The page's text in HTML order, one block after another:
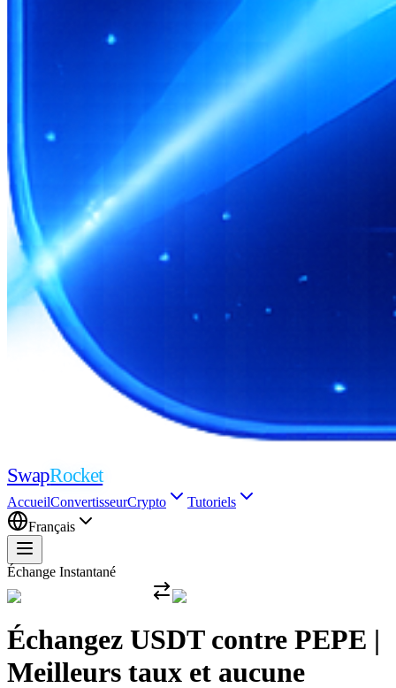
SwapRocket
AccueilConvertisseurCrypto
Tutoriels
Français
Échange Instantané
Échangez USDT contre PEPE |
Meilleurs taux et aucune